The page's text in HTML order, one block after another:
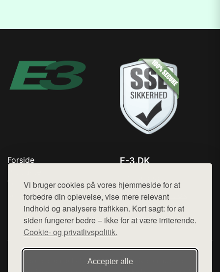
Vi bruger cookies på vores hjemmeside for at
forbedre din oplevelse, vise mere relevant
indhold og analysere trafikken. Kort sagt: for at
siden fungerer bedre – ikke for at være irriterende.
Cookie- og privatlivspolitik.
Accepter alle
Forside
Top Rabatter
Kontakt
E-3.DK
Mail: hej@want.dk
Cookie- og privatlivspolitik
Denne side er en del af want.dk, der udgiver en række